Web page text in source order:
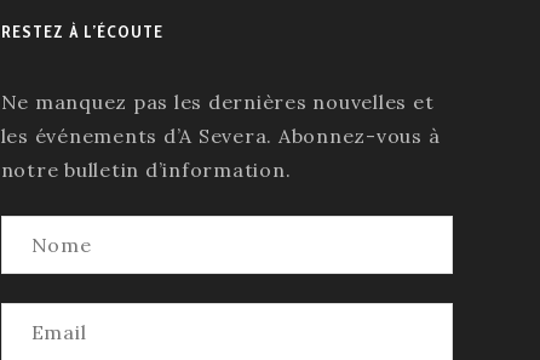
RESTEZ À L’ÉCOUTE
Ne manquez pas les dernières nouvelles et
les événements d’A Severa. Abonnez-vous à
notre bulletin d’information.